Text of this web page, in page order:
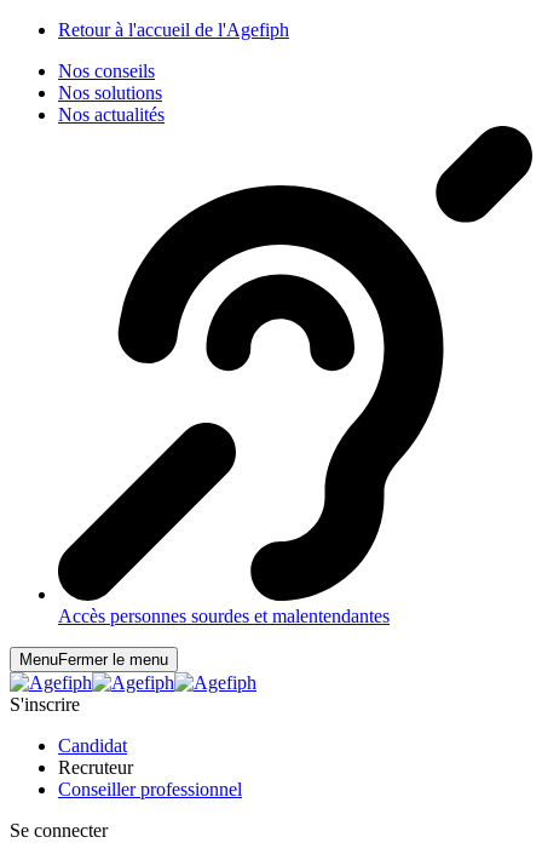
Retour à l'accueil de l'Agefiph
Nos conseils
Nos solutions
Nos actualités
Accès personnes sourdes et malentendantes
MenuFermer le menu
S'inscrire
Candidat
Recruteur
Conseiller professionnel
Se connecter